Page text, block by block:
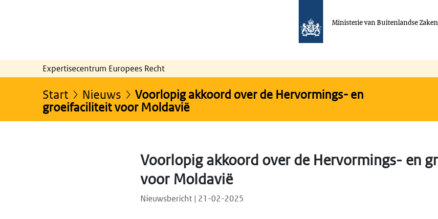
Ministerie van Buitenlandse Zaken
Expertisecentrum Europees Recht
Start Nieuws
Voorlopig akkoord over de Hervormings- en
groeifaciliteit voor Moldavië
Voorlopig akkoord over de Hervormings- en
voor Moldavië
Nieuwsbericht | 21-02-2025